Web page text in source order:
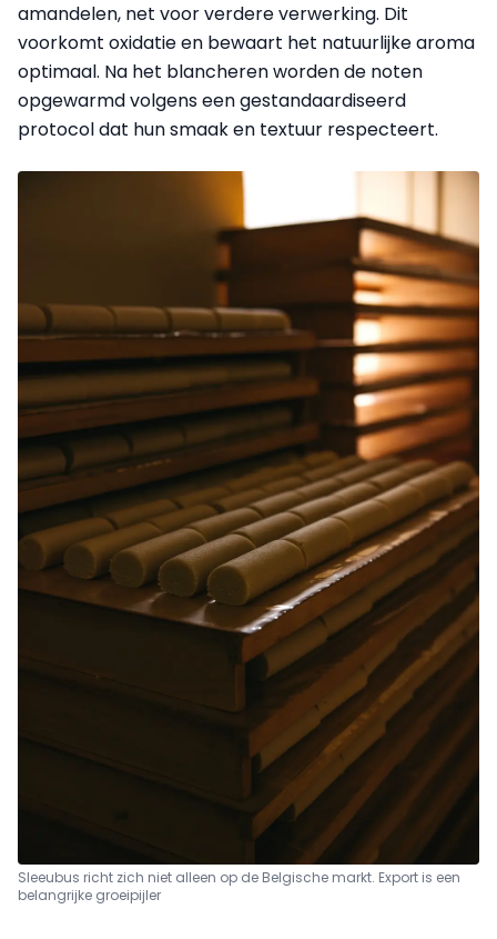
amandelen, net voor verdere verwerking. Dit
voorkomt oxidatie en bewaart het natuurlijke aroma
optimaal. Na het blancheren worden de noten
opgewarmd volgens een gestandaardiseerd
protocol dat hun smaak en textuur respecteert.
Sleeubus richt zich niet alleen op de Belgische markt. Export is een
belangrijke groeipijler